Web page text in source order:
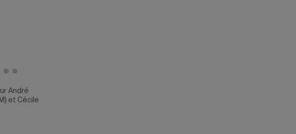
André
et Cécile